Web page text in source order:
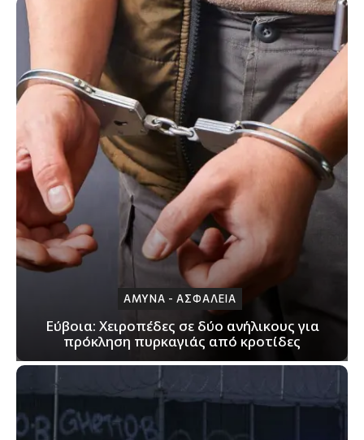
ΑΜΥΝΑ - ΑΣΦΑΛΕΙΑ
Εύβοια: Χειροπέδες σε δύο ανήλικους για
πρόκληση πυρκαγιάς από κροτίδες